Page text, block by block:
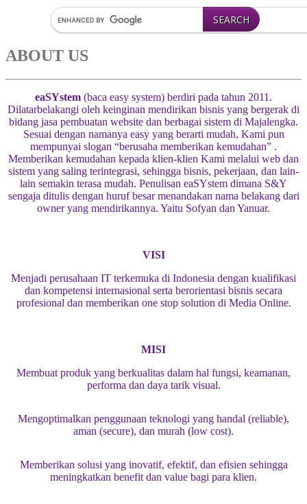
ABOUT US
eaSYstem (baca easy system) berdiri pada tahun 2011.
Dilatarbelakangi oleh keinginan mendirikan bisnis yang bergerak di
bidang jasa pembuatan website dan berbagai sistem di Majalengka.
Sesuai dengan namanya easy yang berarti mudah, Kami pun
mempunyai slogan “berusaha memberikan kemudahan” .
Memberikan kemudahan kepada klien-klien Kami melalui web dan
sistem yang saling terintegrasi, sehingga bisnis, pekerjaan, dan lain-
lain semakin terasa mudah. Penulisan eaSYstem dimana S&Y
sengaja ditulis dengan huruf besar menandakan nama belakang dari
owner yang mendirikannya. Yaitu Sofyan dan Yanuar.
VISI
Menjadi perusahaan IT terkemuka di Indonesia dengan kualifikasi
dan kompetensi internasional serta berorientasi bisnis secara
profesional dan memberikan one stop solution di Media Online.
MISI
Membuat produk yang berkualitas dalam hal fungsi, keamanan,
performa dan daya tarik visual.
Mengoptimalkan penggunaan teknologi yang handal (reliable),
aman (secure), dan murah (low cost).
Memberikan solusi yang inovatif, efektif, dan efisien sehingga
meningkatkan benefit dan value bagi para klien.